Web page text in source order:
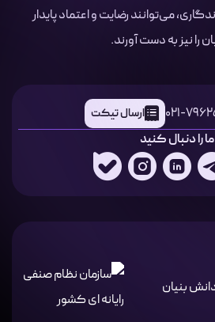
می‌توانند رضایت و اعتماد پایدار
را نیز به دست آورند.
021- ارسال تیکت
ما را دنبال کنید